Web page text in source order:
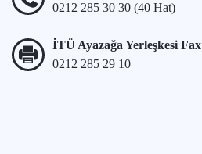
0212 285 30 30 (40 Hat)
İTÜ Ayazağa Yerleşkesi Fax
0212 285 29 10